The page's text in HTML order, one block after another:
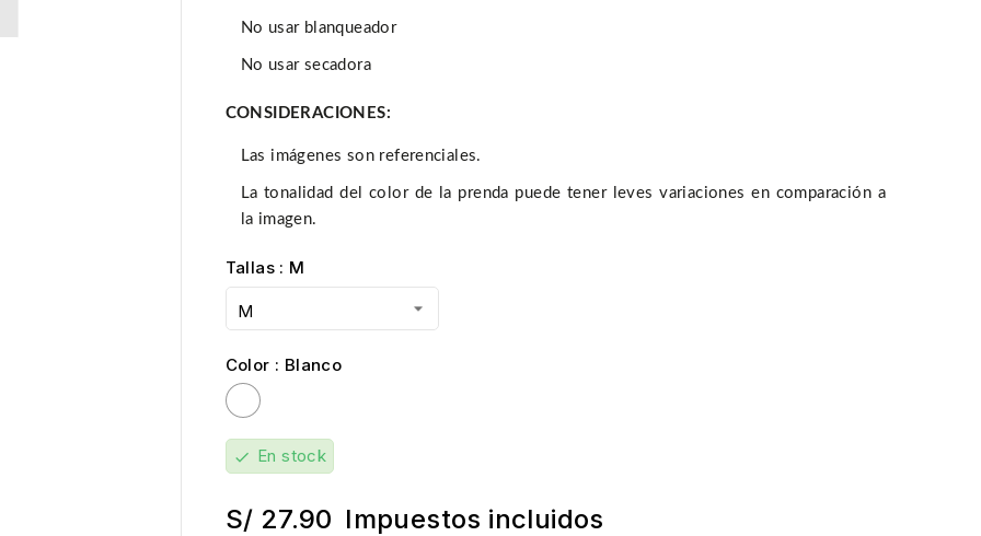
No usar blanqueador
No usar secadora
CONSIDERACIONES:
Las imágenes son referenciales.
La tonalidad del color de la prenda puede tener leves variaciones en comparación a
la imagen.
Tallas : M
Color : Blanco
Blanco
check En stock
S/ 27.90 Impuestos incluidos